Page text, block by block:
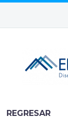
REGRESAR